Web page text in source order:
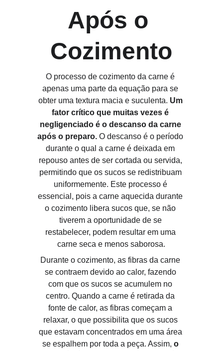
Após o
Cozimento
O processo de cozimento da carne é
apenas uma parte da equação para se
obter uma textura macia e suculenta. Um
fator crítico que muitas vezes é
negligenciado é o descanso da carne
após o preparo. O descanso é o período
durante o qual a carne é deixada em
repouso antes de ser cortada ou servida,
permitindo que os sucos se redistribuam
uniformemente. Este processo é
essencial, pois a carne aquecida durante
o cozimento libera sucos que, se não
tiverem a oportunidade de se
restabelecer, podem resultar em uma
carne seca e menos saborosa.
Durante o cozimento, as fibras da carne
se contraem devido ao calor, fazendo
com que os sucos se acumulem no
centro. Quando a carne é retirada da
fonte de calor, as fibras começam a
relaxar, o que possibilita que os sucos
que estavam concentrados em uma área
se espalhem por toda a peça. Assim, o